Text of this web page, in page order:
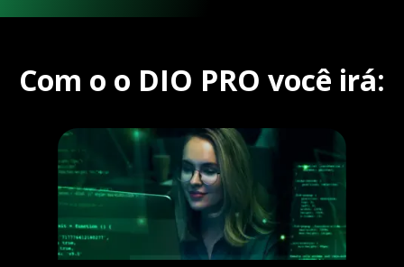
Com o o DIO PRO você irá: